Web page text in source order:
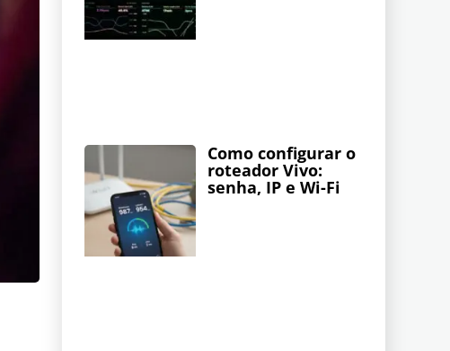
Como configurar o
roteador Vivo:
senha, IP e Wi-Fi